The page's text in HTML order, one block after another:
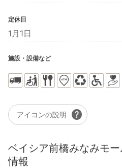
アイコンの説明 help
定休日
1月1日
施設・設備など
ベイシア前橋みなみモ
情報